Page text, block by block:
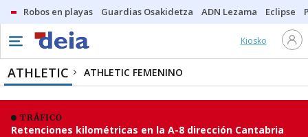
Robos en playas Guardias Osakidetza ADN Lezama Eclipse
Kiosko
ATHLETIC ATHLETIC FEMENINO
TRÁFICO
Retenciones kilométricas en la A-8 dirección Cantabria